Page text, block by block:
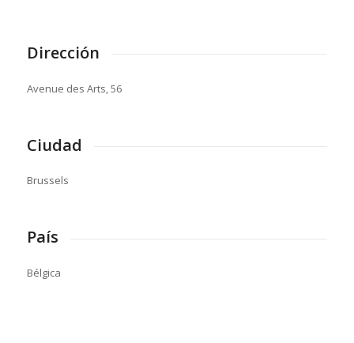
Dirección
Avenue des Arts, 56
Ciudad
Brussels
País
Bélgica